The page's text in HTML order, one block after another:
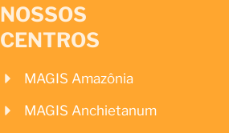
NOSSOS
CENTROS
MAGIS Amazônia
MAGIS Anchietanum